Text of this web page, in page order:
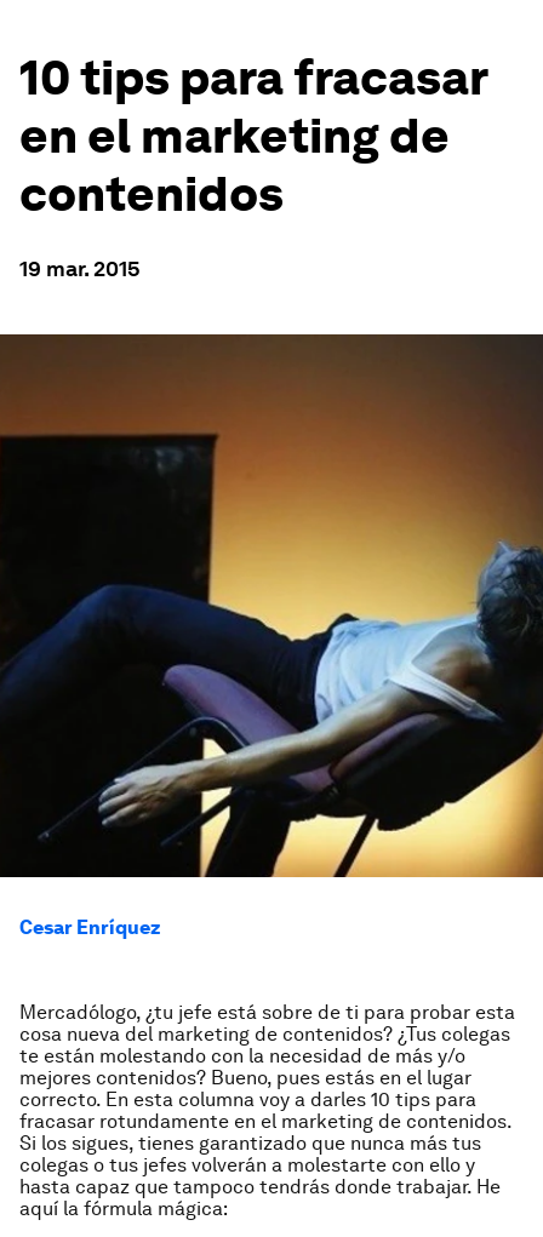
10 tips para fracasar
en el marketing de
contenidos
19 mar. 2015
Cesar Enríquez
Mercadólogo, ¿tu jefe está sobre de ti para probar esta
cosa nueva del marketing de contenidos? ¿Tus colegas
te están molestando con la necesidad de más y/o
mejores contenidos? Bueno, pues estás en el lugar
correcto. En esta columna voy a darles 10 tips para
fracasar rotundamente en el marketing de contenidos.
Si los sigues, tienes garantizado que nunca más tus
colegas o tus jefes volverán a molestarte con ello y
hasta capaz que tampoco tendrás donde trabajar. He
aquí la fórmula mágica: